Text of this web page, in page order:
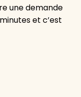
une demande
et c’est